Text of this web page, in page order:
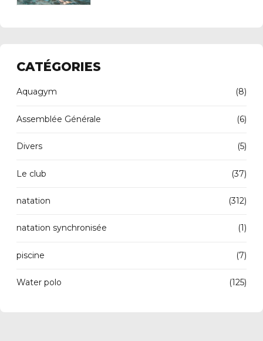
CATÉGORIES
Aquagym (8)
Assemblée Générale (6)
Divers (5)
Le club (37)
natation (312)
natation synchronisée (1)
piscine (7)
Water polo (125)